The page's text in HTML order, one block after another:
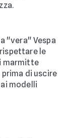
"vera" Vespa
le
marmitte
di uscire
modelli